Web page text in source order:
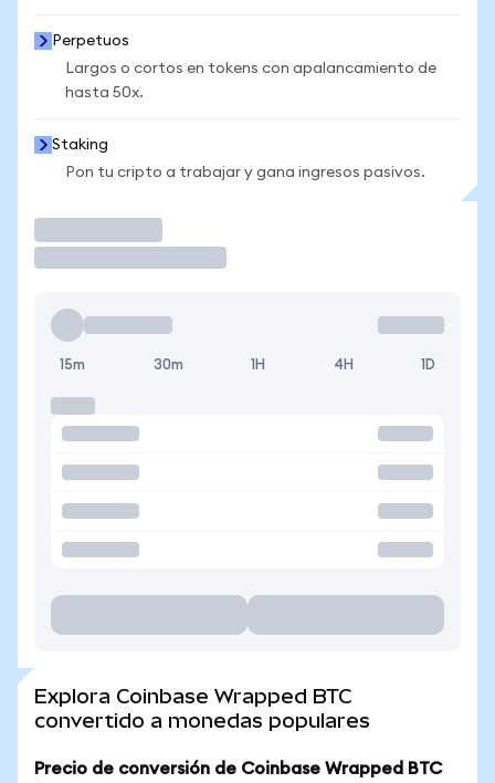
Perpetuos
Largos o cortos en tokens con apalancamiento de
hasta 50x.
Staking
Pon tu cripto a trabajar y gana ingresos pasivos.
15m 30m 1H 4H 1D
Explora Coinbase Wrapped BTC
convertido a monedas populares
Precio de conversión de Coinbase Wrapped BTC